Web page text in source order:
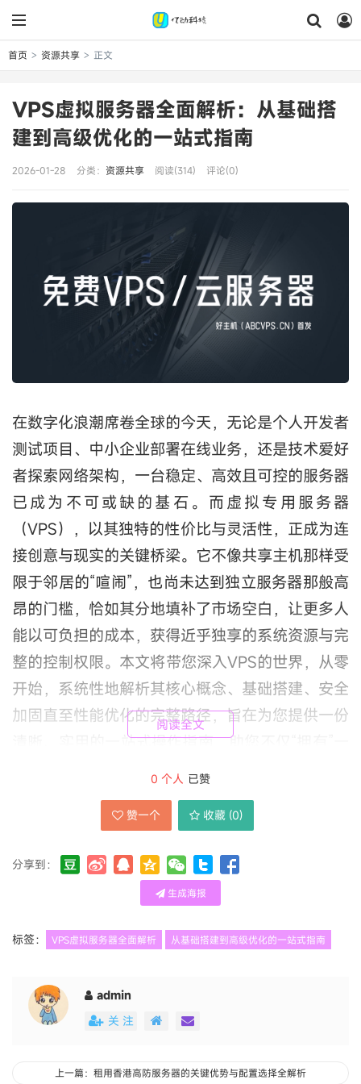
首页 > 资源共享 > 正文
VPS虚拟服务器全面解析：从基础搭
建到高级优化的一站式指南
2026-01-28 分类： 资源共享 阅读(314) 评论(0)
在数字化浪潮席卷全球的今天，无论是个人开发者
测试项目、中小企业部署在线业务，还是技术爱好
者探索网络架构，一台稳定、高效且可控的服务器
已成为不可或缺的基石。而虚拟专用服务器
（VPS），以其独特的性价比与灵活性，正成为连
接创意与现实的关键桥梁。它不像共享主机那样受
限于邻居的“喧闹”，也尚未达到独立服务器那般高
昂的门槛，恰如其分地填补了市场空白，让更多人
能以可负担的成本，获得近乎独享的系统资源与完
整的控制权限。本文将带您深入VPS的世界，从零
开始，系统性地解析其核心概念、基础搭建、安全
加固直至性能优化的完整路径，旨在为您提供一份
清晰、实用的一站式操作指南，助您不仅“拥有”一
VPS，即虚拟专用服务器，是通过虚拟化技术将一
个VPS都可以独立运行自己的操作系统，拥有专属
的CPU、内存、磁盘空间和IP地址，用户享有根管
理员权限，可以进行几乎任何在物理服务器上能完
成的操作。其技术原理主要基于容器化（如
Hyper-V）。其中，KVM等完全虚拟化技术能模
拟完整的硬件环境，允许运行任何类型的操作系
阅读全文
0 个人 已赞
赞一个 收藏 (0)
分享到：
生成海报
标签： VPS虚拟服务器全面解析 从基础搭建到高级优化的一站式指南
admin
关 注
上一篇：租用香港高防服务器的关键优势与配置选择全解析